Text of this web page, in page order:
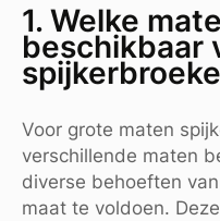
1. Welke
beschikbaar
Voor grote maten
verschillende maten
diverse behoeften
maat te voldoen.